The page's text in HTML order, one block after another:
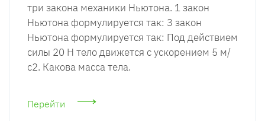
три закона механики Ньютона. 1 закон
Ньютона формулируется так: 3 закон
Ньютона формулируется так: Под действием
силы 20 Н тело движется с ускорением 5 м/
с2. Какова масса тела.
Перейти